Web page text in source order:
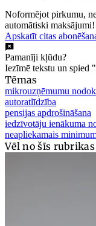
Noformējot pirkumu,
automātiski maksājumi!
Apskatīt citas
Pamanīji kļūdu?
Iezīmē tekstu un spied
Tēmas
mikrouzņēmumu
autoratlīdzība
pensijas apdrošināšana
iedzīvotāju ienākuma
neapliekamais
Vēl no šīs rubrikas